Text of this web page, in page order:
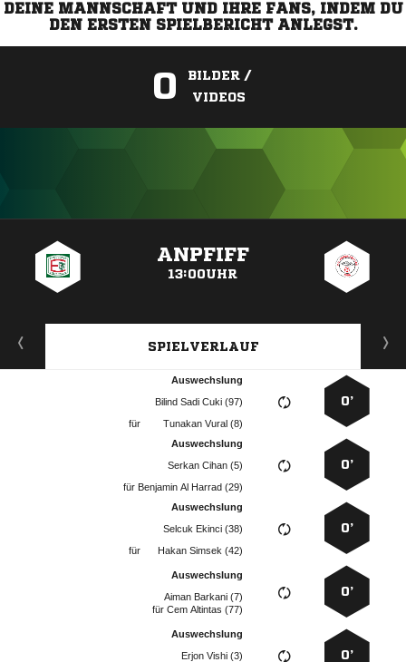
DEINE MANNSCHAFT UND IHRE FANS, INDEM DU
DEN ERSTEN SPIELBERICHT ANLEGST.
0
BILDER /
VIDEOS
ANPFIFF
13:00UHR
SPIELVERLAUF
0’
Auswechslung
   
für
  
0’
Auswechslung
  
für    
0’
Auswechslung
  
für
  
0’
Auswechslung
  
für  
0’
Auswechslung
  